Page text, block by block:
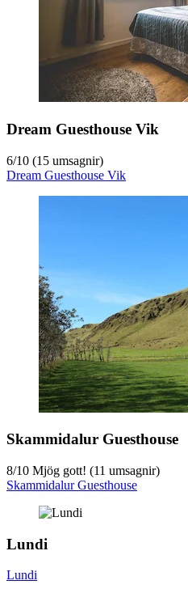
Dream Guesthouse Vik
6/10 (15 umsagnir)
Dream Guesthouse Vik
Skammidalur Guesthouse
8/10 Mjög gott! (11 umsagnir)
Skammidalur Guesthouse
Lundi
Lundi